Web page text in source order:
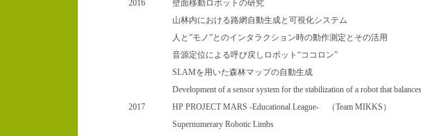
2016
壁面移動ロボットの研究
山林内における路網自動生成と可視化システム
人と”モノ”とのインタラクション時の動作測定とその活用
音源定位による呼び戻しロボット“ココロン”
SLAMを用いた森林マップの自動生成
Development of a sensor system for the stabilization of a robot that
2017
HP PROJECT MARS -Educational League- （Team MIKKS）
Supernumerary Robotic Limbs